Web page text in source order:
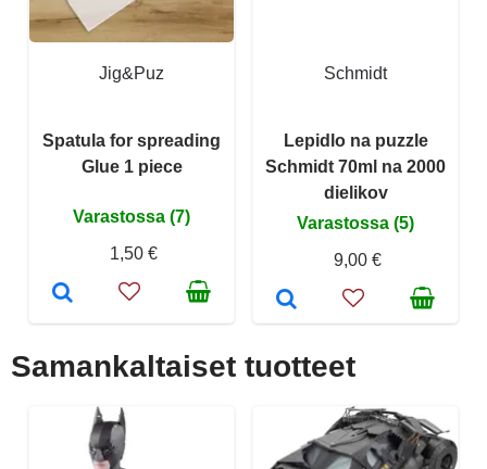
Jig&Puz
Spatula for spreading
Glue 1 piece
Varastossa (7)
1,50 €
Schmidt
Lepidlo na puzzle
Schmidt 70ml na 2000
dielikov
Varastossa (5)
9,00 €
Samankaltaiset tuotteet